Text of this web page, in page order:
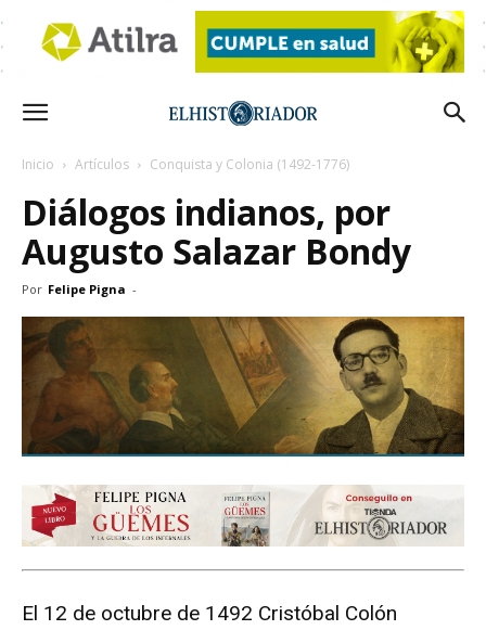
Inicio Artículos Conquista y Colonia (1492-1776)
Diálogos indianos, por
Augusto Salazar Bondy
Por Felipe Pigna -
El 12 de octubre de 1492 Cristóbal Colón